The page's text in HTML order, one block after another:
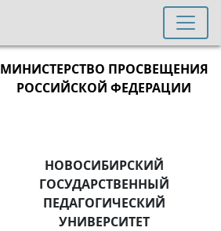
МИНИСТЕРСТВО ПРОСВЕЩЕНИЯ
РОССИЙСКОЙ ФЕДЕРАЦИИ
НОВОСИБИРСКИЙ
ГОСУДАРСТВЕННЫЙ
ПЕДАГОГИЧЕСКИЙ
УНИВЕРСИТЕТ